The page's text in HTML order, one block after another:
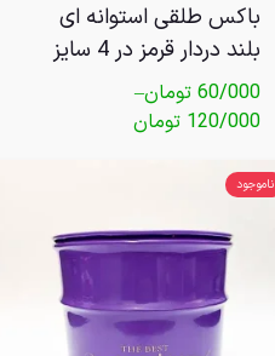
باکس طلقی استوانه ای
بلند دردار قرمز در 4 سایز
60/000 تومان–
120/000 تومان
ناموجود